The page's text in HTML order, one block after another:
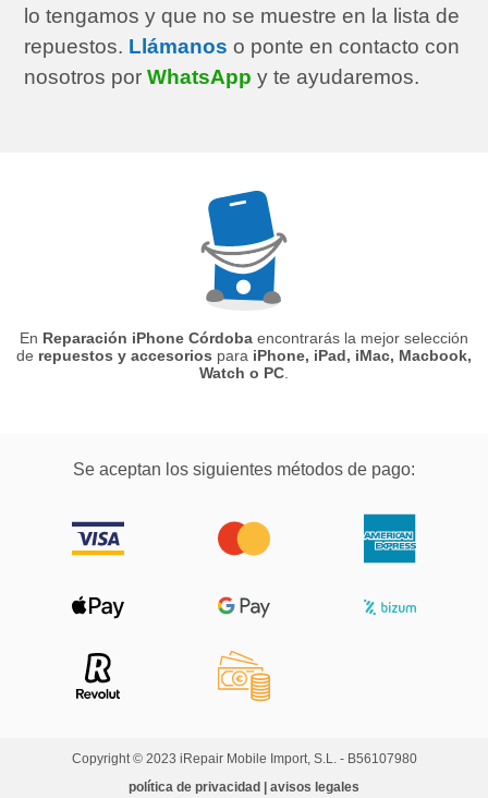
lo tengamos y que no se muestre en la lista de
repuestos. Llámanos o ponte en contacto con
nosotros porWhatsApp y te ayudaremos.
En Reparación iPhone Córdoba encontrarás la mejor selección
de repuestos y accesorios para iPhone, iPad, iMac, Macbook,
Watch o PC
Se aceptan los siguientes métodos de pago:
Copyright © 2023 iRepair Mobile Import, S.L. - B56107980
política de privacidad | avisos legales